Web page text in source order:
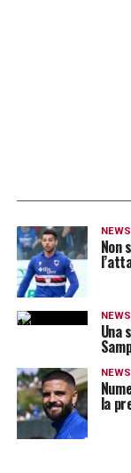
NEWS
Non
NEWS
Una
NEWS
la